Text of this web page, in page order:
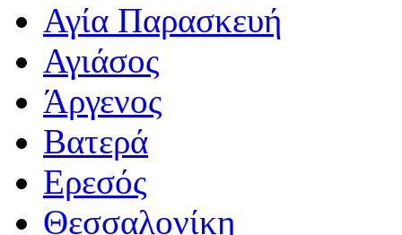
Αγία Παρασκευή
Αγιάσος
Άργενος
Βατερά
Ερεσός
Θεσσαλονίκη